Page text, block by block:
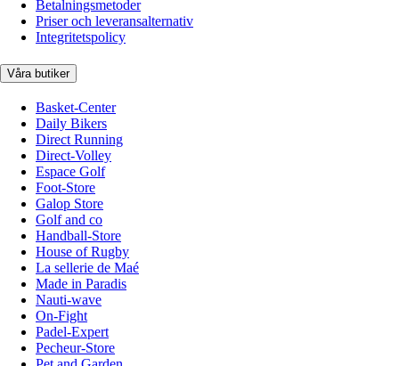
Betalningsmetoder
Priser och leveransalternativ
Integritetspolicy
Våra butiker
Basket-Center
Daily Bikers
Direct Running
Direct-Volley
Espace Golf
Foot-Store
Galop Store
Golf and co
Handball-Store
House of Rugby
La sellerie de Maé
Made in Paradis
Nauti-wave
On-Fight
Padel-Expert
Pecheur-Store